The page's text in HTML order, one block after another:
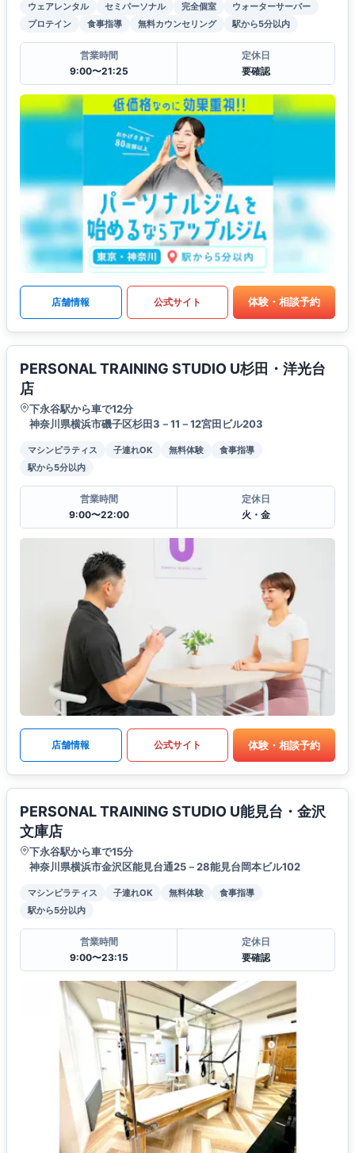
ウェアレンタル セミパーソナル 完全個室
ウォーターサーバー
プロテイン
食事指導 無料カウンセリング 駅から5分以内
営業時間
9:00〜21:25
定休日
要確認
店舗情報 公式サイト 体験・相談予約
PERSONAL TRAINING STUDIO U杉田・洋光台
店
下永谷駅から車で12分
神奈川県横浜市磯子区杉田3－11－12宮田ビル203
マシンピラティス 子連れOK 無料体験
食事指導
駅から5分以内
営業時間
9:00〜22:00
定休日
火・金
店舗情報 公式サイト 体験・相談予約
PERSONAL TRAINING STUDIO U能見台・金沢
文庫店
下永谷駅から車で15分
神奈川県横浜市金沢区能見台通25－28能見台岡本ビル102
マシンピラティス 子連れOK 無料体験
食事指導
駅から5分以内
営業時間
9:00〜23:15
定休日
要確認